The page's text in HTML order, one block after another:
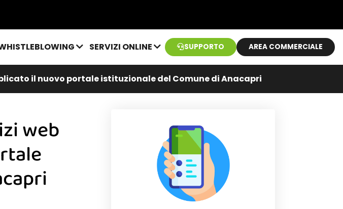
SERVIZI ONLINE SUPPORTO AREA COMMERCIALE
il nuovo portale istituzionale del Comune di Anacapri
web